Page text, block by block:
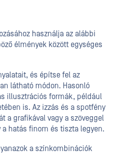
használja az alábbi
élmények között egységes
és építse fel az
látható módon. Hasonló
illusztrációs formák, például
is. Az izzás és a spotfény
a grafikával vagy a szöveggel
hatás finom és tiszta legyen.
a színkombinációk